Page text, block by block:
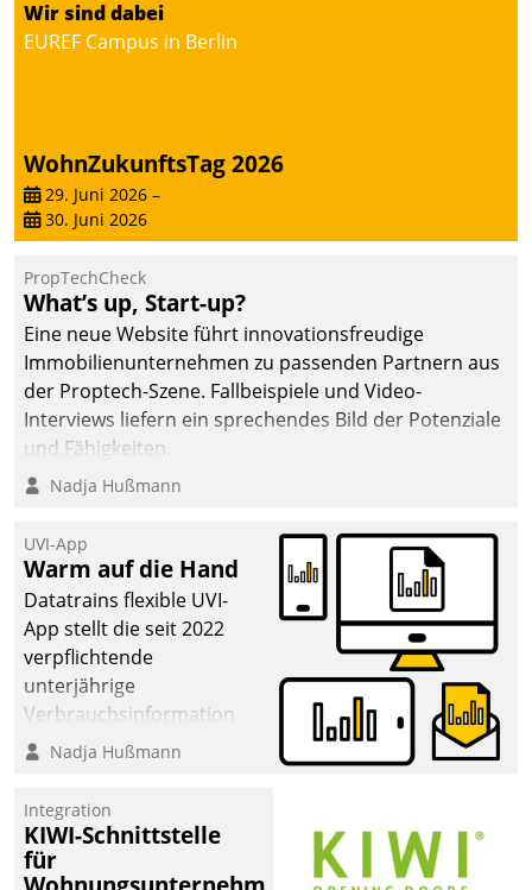
operativen
Instandhaltung in die
– und beschleunigt damit
den Weg vom
Mieteranliegen zum
Wir sind dabei
EUREF Campus in Berlin
WohnZukunftsTag 2026
29. Juni 2026 –
30. Juni 2026
PropTechCheck
What’s up, Start-up?
Eine neue Website führt innovationsfreudige
Immobilienunternehmen zu passenden Partnern aus
der Proptech-Szene. Fallbeispiele und Video-
Interviews liefern ein sprechendes Bild der Potenziale
und Fähigkeiten.
Nadja Hußmann
UVI-App
Warm auf die Hand
Datatrains flexible UVI-
App stellt die seit 2022
verpflichtende
unterjährige
Verbrauchsinformation
schnell, zuverlässig und
Die monatlichen
Mitteilungen zum
Heizungs- und
Nadja Hußmann
Integration
KIWI-Schnittstelle
für